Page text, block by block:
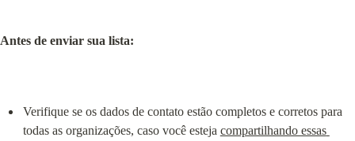
Antes de enviar sua lista:
Verifique se os dados de contato estão completos e corretos para
todas as organizações, caso você esteja compartilhando essas